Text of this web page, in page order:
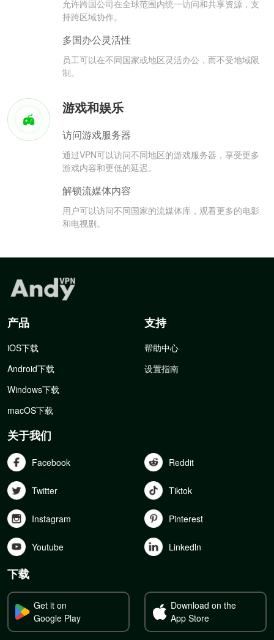
允许跨国公司在全球范围内统一访问和共享资源，支
持跨区域协作。
多国办公灵活性
员工可以在不同国家或地区灵活办公，而不受地域限
制。
游戏和娱乐
访问游戏服务器
通过VPN可以访问不同地区的游戏服务器，享受更多
游戏内容和更低的延迟。
解锁流媒体内容
用户可以访问不同国家的流媒体库，观看更多的电影
和电视剧。
产品
iOS下载
Android下载
Windows下载
macOS下载
支持
帮助中心
设置指南
关于我们
Facebook Reddit
Twitter Tiktok
Instagram Pinterest
Youtube Linkedln
下载
Get it on
Google Play
Download on the
App Store